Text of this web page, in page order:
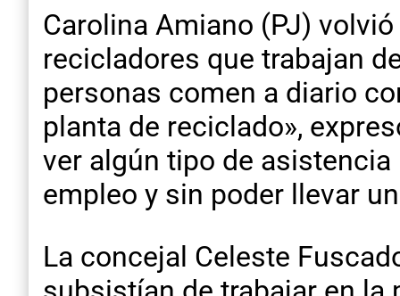
Carolina Amiano (PJ)
recicladores que trabajan
personas comen a diario
planta de reciclado»,
ver algún tipo de
empleo y sin poder llevar
La concejal Celeste